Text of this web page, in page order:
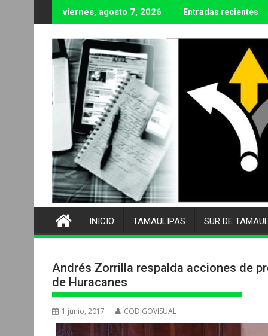
al
contenido
viernes, agosto 7, 2026 Entradas recientes
INICIO TAMAULIPAS SUR DE
Andrés Zorrilla respalda acciones de
de Huracanes
1 junio, 2017 CODIGOVISUAL